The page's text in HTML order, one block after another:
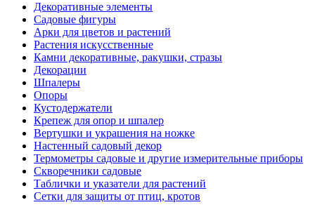
Декоративные элементы
Садовые фигуры
Арки для цветов и растений
Растения искусственные
Камни декоративные, ракушки, стразы
Декорации
Шпалеры
Опоры
Кустодержатели
Крепеж для опор и шпалер
Вертушки и украшения на ножке
Настенный садовый декор
Термометры садовые и другие измерительные приборы
Скворечники садовые
Таблички и указатели для растений
Сетки для защиты от птиц, кротов